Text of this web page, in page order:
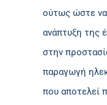
ούτως ώστε
ανάπτυξη της
στην
παραγωγή
που αποτελεί